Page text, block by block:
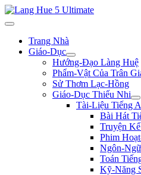
Trang Nhà
Giáo-Dục
Hướng-Đạo Làng Huệ
Phẩm-Vật Của Trân
Sử Thơm Lạc-Hồng
Giáo-Dục Thiếu Nhi
Tài-Liệu Tiếng
Bài Hát
Truyện
Phim
Ngôn-
Toán
Kỹ-Năng